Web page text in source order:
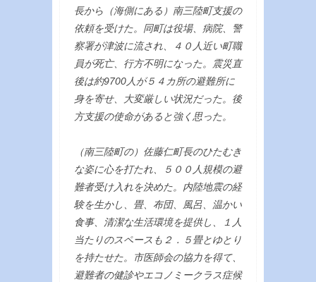
長から（海側にある）南三陸町支援の
依頼を受けた。同町は役場、病院、警
察署が津波に流され、４０人近い町職
員が死亡、行方不明になった。震災直
後は約9700人が５４カ所の避難所に
身を寄せ、大変厳しい状況だった。後
方支援の使命があると強く思った。
（南三陸町の）佐藤仁町長のひたむき
な姿に心を打たれ、５００人規模の避
難者受け入れを決めた。内陸地震の経
験を生かし、畳、布団、風呂、温かい
食事、清潔な生活環境を提供し、１人
当たりのスペースも２．５畳とゆとり
を持たせた。市医師会の協力を得て、
避難者の健診やエコノミークラス症候